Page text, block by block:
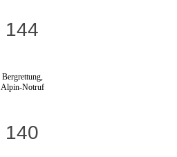
144
Bergrettung,
Alpin-Notruf
140